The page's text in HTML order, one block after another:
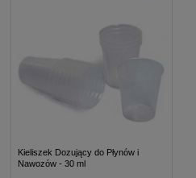
Kieliszek Dozujący do Płynów i
Nawozów - 30 ml